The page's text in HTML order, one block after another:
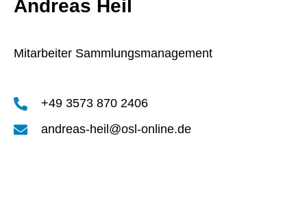
Andreas Heil
Mitarbeiter Sammlungsmanagement
+49 3573 870 2406
andreas-heil@osl-online.de